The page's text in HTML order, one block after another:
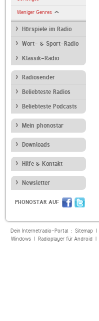
Weniger Genres
Hörspiele im Radio
Wort- & Sport-Radio
Klassik-Radio
Radiosender
Beliebteste Radios
Beliebteste Podcasts
Mein phonostar
Downloads
Hilfe & Kontakt
Newsletter
PHONOSTAR AUF
Dein Internetradio-Portal : Sitemap|
Windows| Radioplayer für Android|